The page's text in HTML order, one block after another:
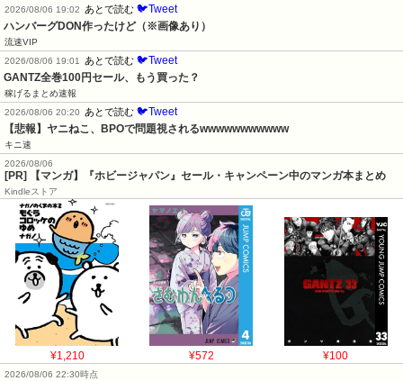
2026/08/06 19:02 あとで読む 🐦Tweet
ハンバーグDON作ったけど（※画像あり）
流速VIP
2026/08/06 19:01
あとで読む 🐦Tweet
GANTZ全巻100円セール、もう買った？
稼げるまとめ速報
2026/08/06 20:20
あとで読む 🐦Tweet
【悲報】ヤニねこ、BPOで問題視されるwwwwwwwwwww
キニ速
2026/08/06
[PR] 【マンガ】『ホビージャパン』セール・キャンペーン中のマンガ本まとめ
Kindleストア
¥1,210 ¥572 ¥100
2026/08/06 22:30時点